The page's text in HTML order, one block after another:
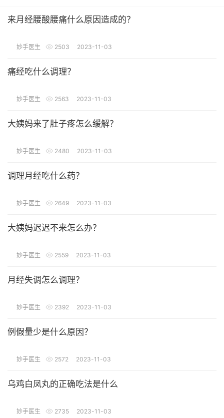
来月经腰酸腰痛什么原因造成的？
妙手医生 2503 2023-11-03
痛经吃什么调理？
妙手医生 2563 2023-11-03
大姨妈来了肚子疼怎么缓解？
妙手医生 2480 2023-11-03
调理月经吃什么药？
妙手医生 2649 2023-11-03
大姨妈迟迟不来怎么办？
妙手医生 2559 2023-11-03
月经失调怎么调理？
妙手医生 2392 2023-11-03
例假量少是什么原因？
妙手医生 2572 2023-11-03
乌鸡白凤丸的正确吃法是什么
妙手医生 2735 2023-11-03